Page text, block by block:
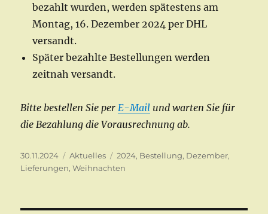
bezahlt wurden, werden spätestens am
Montag, 16. Dezember 2024 per DHL
versandt.
Später bezahlte Bestellungen werden
zeitnah versandt.
Bitte bestellen Sie per E-Mail und warten Sie für
die Bezahlung die Vorausrechnung ab.
Veröffentlicht
am
30.11.2024 Kategorien
Aktuelles Schlagwörter
2024, Bestellung, Dezember,
Lieferungen,Weihnachten